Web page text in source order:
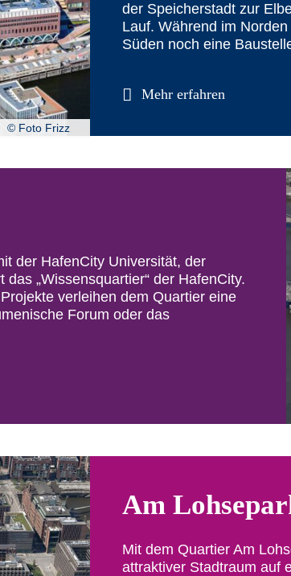
© Foto Frizz
der Speicherstadt zur
Lauf. Während im
Süden noch eine
Mehr erfahren
der HafenCity Universität, der
„Wissensquartier“ der HafenCity.
verleihen dem Quartier eine
Forum oder das
Am
Mit dem Quartier Am
attraktiver Stadtraum auf